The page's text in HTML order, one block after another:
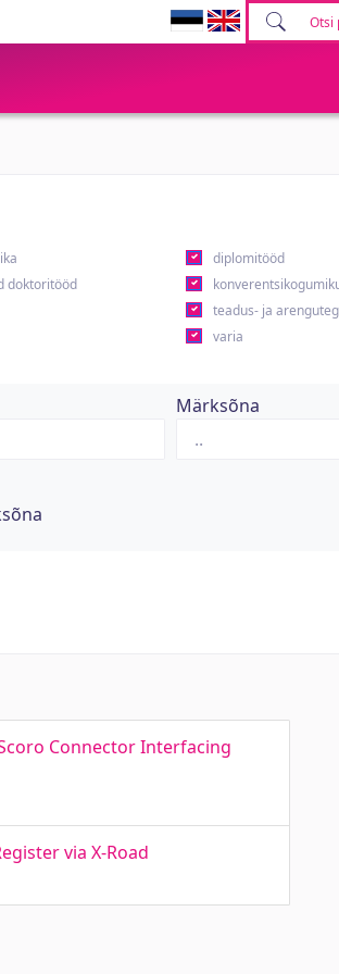
diplomitööd
doktoritööd
teadus- ja
varia
Märksõna
Connector Interfacing
via X-Road